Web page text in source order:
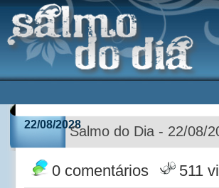
22/08/2028Salmo do Dia - 22/08/
0 comentários 511